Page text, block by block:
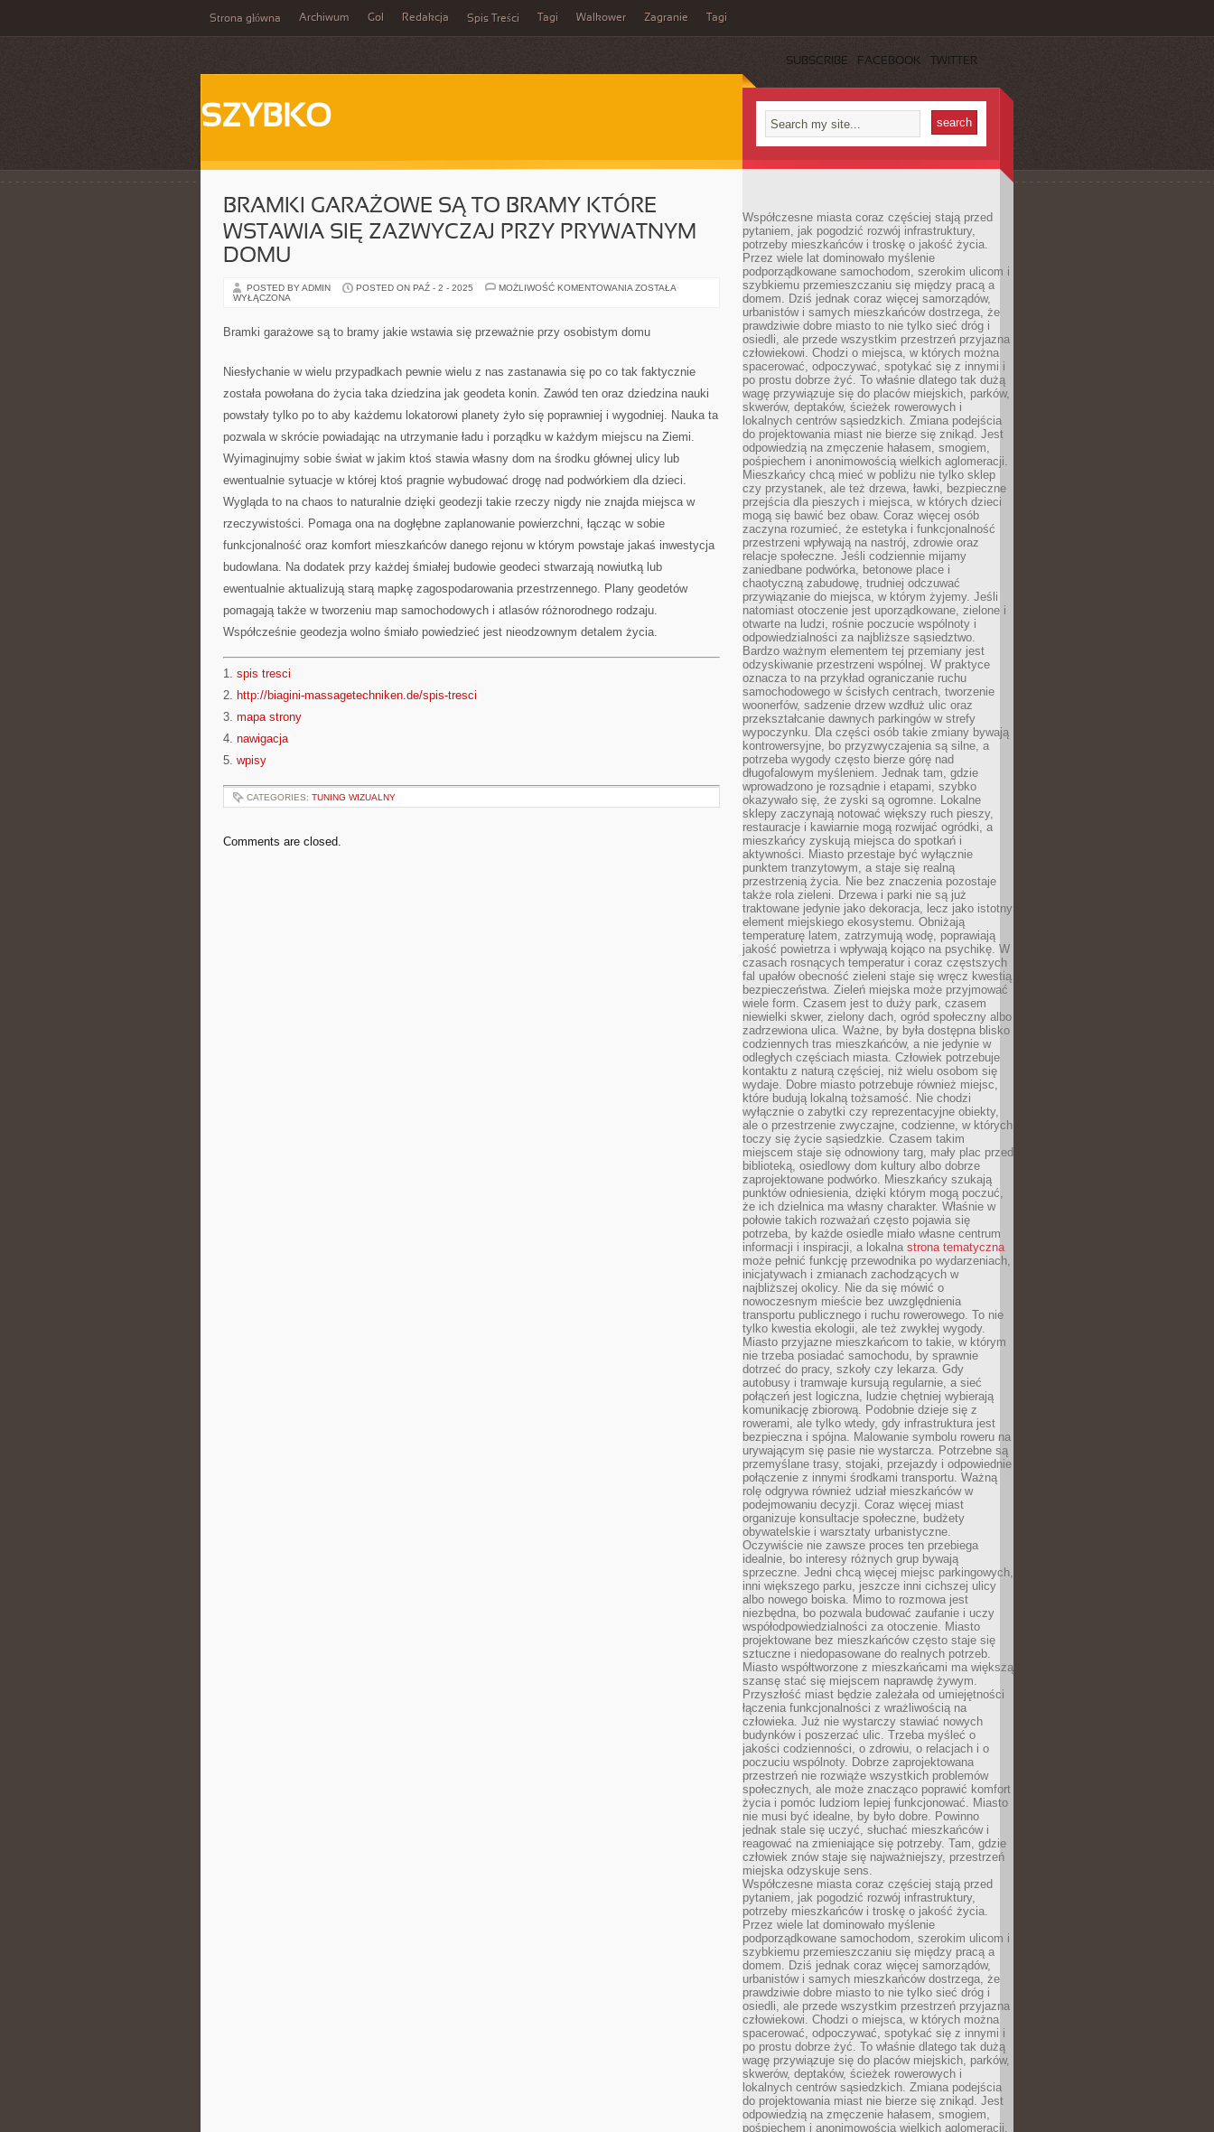
Strona główna Archiwum Gol Redakcja Spis Treści Tagi Walkower Zagranie Tagi
SUBSCRIBE FACEBOOK TWITTER
SZYBKO
BRAMKI GARAŻOWE SĄ TO BRAMY KTÓRE
WSTAWIA SIĘ ZAZWYCZAJ PRZY PRYWATNYM
DOMU
POSTED BY ADMIN POSTED ON PAŹ - 2 - 2025 MOŻLIWOŚĆ KOMENTOWANIA BRAMKI
KTÓRE
ZAZWYCZAJ
PRZY
DOMU
ZOSTAŁA
WYŁĄCZONA
Bramki garażowe są to bramy jakie wstawia się przeważnie przy osobistym domu
Niesłychanie w wielu przypadkach pewnie wielu z nas zastanawia się po co tak faktycznie
została powołana do życia taka dziedzina jak geodeta konin. Zawód ten oraz dziedzina nauki
powstały tylko po to aby każdemu lokatorowi planety żyło się poprawniej i wygodniej. Nauka ta
pozwala w skrócie powiadając na utrzymanie ładu i porządku w każdym miejscu na Ziemi.
Wyimaginujmy sobie świat w jakim ktoś stawia własny dom na środku głównej ulicy lub
ewentualnie sytuacje w której ktoś pragnie wybudować drogę nad podwórkiem dla dzieci.
Wygląda to na chaos to naturalnie dzięki geodezji takie rzeczy nigdy nie znajda miejsca w
rzeczywistości. Pomaga ona na dogłębne zaplanowanie powierzchni, łącząc w sobie
funkcjonalność oraz komfort mieszkańców danego rejonu w którym powstaje jakaś inwestycja
budowlana. Na dodatek przy każdej śmiałej budowie geodeci stwarzają nowiutką lub
ewentualnie aktualizują starą mapkę zagospodarowania przestrzennego. Plany geodetów
pomagają także w tworzeniu map samochodowych i atlasów różnorodnego rodzaju.
Współcześnie geodezja wolno śmiało powiedzieć jest nieodzownym detalem życia.
1. spis tresci
2. http://biagini-massagetechniken.de/spis-tresci
3. mapa strony
4. nawigacja
5. wpisy
CATEGORIES: TUNING WIZUALNY
Comments are closed.
Współczesne miasta coraz częściej stają przed
pytaniem, jak pogodzić rozwój infrastruktury,
potrzeby mieszkańców i troskę o jakość życia.
Przez wiele lat dominowało myślenie
podporządkowane samochodom, szerokim ulicom i
szybkiemu przemieszczaniu się między pracą a
domem. Dziś jednak coraz więcej samorządów,
urbanistów i samych mieszkańców dostrzega, że
prawdziwie dobre miasto to nie tylko sieć dróg i
osiedli, ale przede wszystkim przestrzeń przyjazna
człowiekowi. Chodzi o miejsca, w których można
spacerować, odpoczywać, spotykać się z innymi i
po prostu dobrze żyć. To właśnie dlatego tak dużą
wagę przywiązuje się do placów miejskich, parków,
skwerów, deptaków, ścieżek rowerowych i
lokalnych centrów sąsiedzkich. Zmiana podejścia
do projektowania miast nie bierze się znikąd. Jest
odpowiedzią na zmęczenie hałasem, smogiem,
pośpiechem i anonimowością wielkich aglomeracji.
Mieszkańcy chcą mieć w pobliżu nie tylko sklep
czy przystanek, ale też drzewa, ławki, bezpieczne
przejścia dla pieszych i miejsca, w których dzieci
mogą się bawić bez obaw. Coraz więcej osób
zaczyna rozumieć, że estetyka i funkcjonalność
przestrzeni wpływają na nastrój, zdrowie oraz
relacje społeczne. Jeśli codziennie mijamy
zaniedbane podwórka, betonowe place i
chaotyczną zabudowę, trudniej odczuwać
przywiązanie do miejsca, w którym żyjemy. Jeśli
natomiast otoczenie jest uporządkowane, zielone i
otwarte na ludzi, rośnie poczucie wspólnoty i
odpowiedzialności za najbliższe sąsiedztwo.
Bardzo ważnym elementem tej przemiany jest
odzyskiwanie przestrzeni wspólnej. W praktyce
oznacza to na przykład ograniczanie ruchu
samochodowego w ścisłych centrach, tworzenie
woonerfów, sadzenie drzew wzdłuż ulic oraz
przekształcanie dawnych parkingów w strefy
wypoczynku. Dla części osób takie zmiany bywają
kontrowersyjne, bo przyzwyczajenia są silne, a
potrzeba wygody często bierze górę nad
długofalowym myśleniem. Jednak tam, gdzie
wprowadzono je rozsądnie i etapami, szybko
okazywało się, że zyski są ogromne. Lokalne
sklepy zaczynają notować większy ruch pieszy,
restauracje i kawiarnie mogą rozwijać ogródki, a
mieszkańcy zyskują miejsca do spotkań i
aktywności. Miasto przestaje być wyłącznie
punktem tranzytowym, a staje się realną
przestrzenią życia. Nie bez znaczenia pozostaje
także rola zieleni. Drzewa i parki nie są już
traktowane jedynie jako dekoracja, lecz jako istotny
element miejskiego ekosystemu. Obniżają
temperaturę latem, zatrzymują wodę, poprawiają
jakość powietrza i wpływają kojąco na psychikę. W
czasach rosnących temperatur i coraz częstszych
fal upałów obecność zieleni staje się wręcz kwestią
bezpieczeństwa. Zieleń miejska może przyjmować
wiele form. Czasem jest to duży park, czasem
niewielki skwer, zielony dach, ogród społeczny albo
zadrzewiona ulica. Ważne, by była dostępna blisko
codziennych tras mieszkańców, a nie jedynie w
odległych częściach miasta. Człowiek potrzebuje
kontaktu z naturą częściej, niż wielu osobom się
wydaje. Dobre miasto potrzebuje również miejsc,
które budują lokalną tożsamość. Nie chodzi
wyłącznie o zabytki czy reprezentacyjne obiekty,
ale o przestrzenie zwyczajne, codzienne, w których
toczy się życie sąsiedzkie. Czasem takim
miejscem staje się odnowiony targ, mały plac przed
biblioteką, osiedlowy dom kultury albo dobrze
zaprojektowane podwórko. Mieszkańcy szukają
punktów odniesienia, dzięki którym mogą poczuć,
że ich dzielnica ma własny charakter. Właśnie w
połowie takich rozważań często pojawia się
potrzeba, by każde osiedle miało własne centrum
informacji i inspiracji, a lokalna strona tematyczna
może pełnić funkcję przewodnika po wydarzeniach,
inicjatywach i zmianach zachodzących w
najbliższej okolicy. Nie da się mówić o
nowoczesnym mieście bez uwzględnienia
transportu publicznego i ruchu rowerowego. To nie
tylko kwestia ekologii, ale też zwykłej wygody.
Miasto przyjazne mieszkańcom to takie, w którym
nie trzeba posiadać samochodu, by sprawnie
dotrzeć do pracy, szkoły czy lekarza. Gdy
autobusy i tramwaje kursują regularnie, a sieć
połączeń jest logiczna, ludzie chętniej wybierają
komunikację zbiorową. Podobnie dzieje się z
rowerami, ale tylko wtedy, gdy infrastruktura jest
bezpieczna i spójna. Malowanie symbolu roweru na
urywającym się pasie nie wystarcza. Potrzebne są
przemyślane trasy, stojaki, przejazdy i odpowiednie
połączenie z innymi środkami transportu. Ważną
rolę odgrywa również udział mieszkańców w
podejmowaniu decyzji. Coraz więcej miast
organizuje konsultacje społeczne, budżety
obywatelskie i warsztaty urbanistyczne.
Oczywiście nie zawsze proces ten przebiega
idealnie, bo interesy różnych grup bywają
sprzeczne. Jedni chcą więcej miejsc parkingowych,
inni większego parku, jeszcze inni cichszej ulicy
albo nowego boiska. Mimo to rozmowa jest
niezbędna, bo pozwala budować zaufanie i uczy
współodpowiedzialności za otoczenie. Miasto
projektowane bez mieszkańców często staje się
sztuczne i niedopasowane do realnych potrzeb.
Miasto współtworzone z mieszkańcami ma większą
szansę stać się miejscem naprawdę żywym.
Przyszłość miast będzie zależała od umiejętności
łączenia funkcjonalności z wrażliwością na
człowieka. Już nie wystarczy stawiać nowych
budynków i poszerzać ulic. Trzeba myśleć o
jakości codzienności, o zdrowiu, o relacjach i o
poczuciu wspólnoty. Dobrze zaprojektowana
przestrzeń nie rozwiąże wszystkich problemów
społecznych, ale może znacząco poprawić komfort
życia i pomóc ludziom lepiej funkcjonować. Miasto
nie musi być idealne, by było dobre. Powinno
jednak stale się uczyć, słuchać mieszkańców i
reagować na zmieniające się potrzeby. Tam, gdzie
człowiek znów staje się najważniejszy, przestrzeń
miejska odzyskuje sens.
Współczesne miasta coraz częściej stają przed
pytaniem, jak pogodzić rozwój infrastruktury,
potrzeby mieszkańców i troskę o jakość życia.
Przez wiele lat dominowało myślenie
podporządkowane samochodom, szerokim ulicom i
szybkiemu przemieszczaniu się między pracą a
domem. Dziś jednak coraz więcej samorządów,
urbanistów i samych mieszkańców dostrzega, że
prawdziwie dobre miasto to nie tylko sieć dróg i
osiedli, ale przede wszystkim przestrzeń przyjazna
człowiekowi. Chodzi o miejsca, w których można
spacerować, odpoczywać, spotykać się z innymi i
po prostu dobrze żyć. To właśnie dlatego tak dużą
wagę przywiązuje się do placów miejskich, parków,
skwerów, deptaków, ścieżek rowerowych i
lokalnych centrów sąsiedzkich. Zmiana podejścia
do projektowania miast nie bierze się znikąd. Jest
odpowiedzią na zmęczenie hałasem, smogiem,
pośpiechem i anonimowością wielkich aglomeracji.